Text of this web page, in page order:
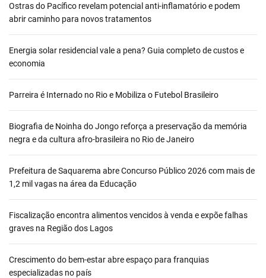
Ostras do Pacífico revelam potencial anti-inflamatório e podem
abrir caminho para novos tratamentos
Energia solar residencial vale a pena? Guia completo de custos e
economia
Parreira é Internado no Rio e Mobiliza o Futebol Brasileiro
Biografia de Noinha do Jongo reforça a preservação da memória
negra e da cultura afro-brasileira no Rio de Janeiro
Prefeitura de Saquarema abre Concurso Público 2026 com mais de
1,2 mil vagas na área da Educação
Fiscalização encontra alimentos vencidos à venda e expõe falhas
graves na Região dos Lagos
Crescimento do bem-estar abre espaço para franquias
especializadas no país